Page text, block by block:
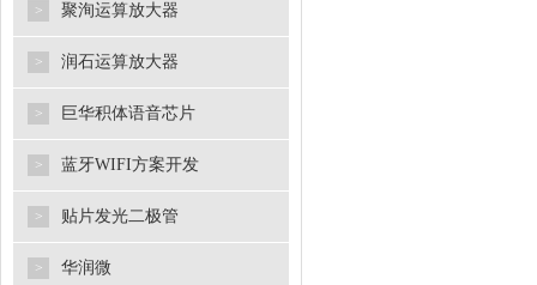
> 聚洵运算放大器
> 润石运算放大器
> 巨华积体语音芯片
> 蓝牙WIFI方案开发
> 贴片发光二极管
> 华润微